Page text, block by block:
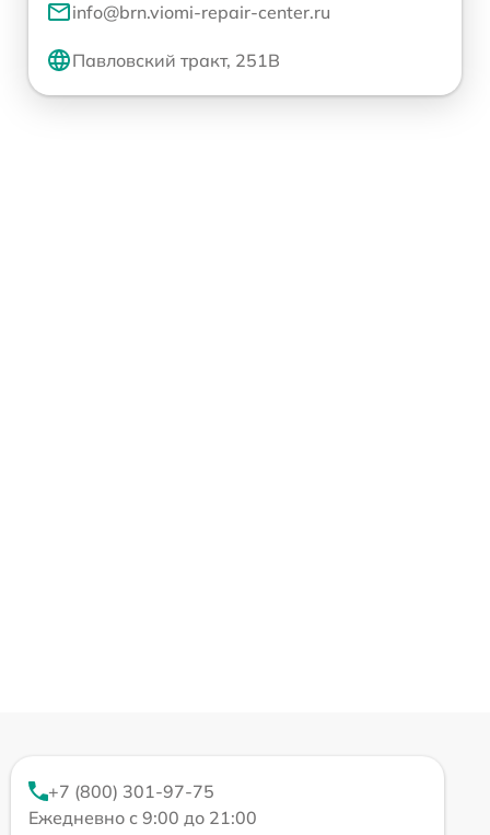
info@brn.viomi-repair-center.ru
Павловский тракт, 251В
+7 (800) 301-97-75
Ежедневно с 9:00 до 21:00